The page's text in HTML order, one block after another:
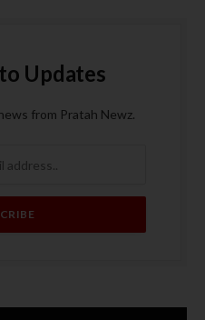
Updates
from Pratah Newz.